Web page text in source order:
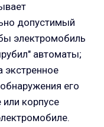
допустимый
электромобиль
автоматы;
экстренное
его
корпусе